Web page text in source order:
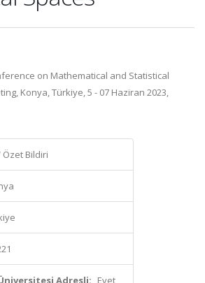
on Mathematical and Statistical
Konya, Türkiye, 5 - 07 Haziran 2023,
Özet Bildiri
Adresli: Evet